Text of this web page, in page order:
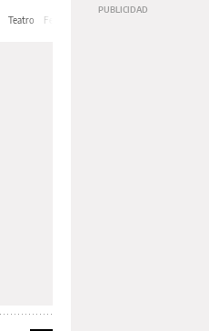
Teatro Feria de Editores